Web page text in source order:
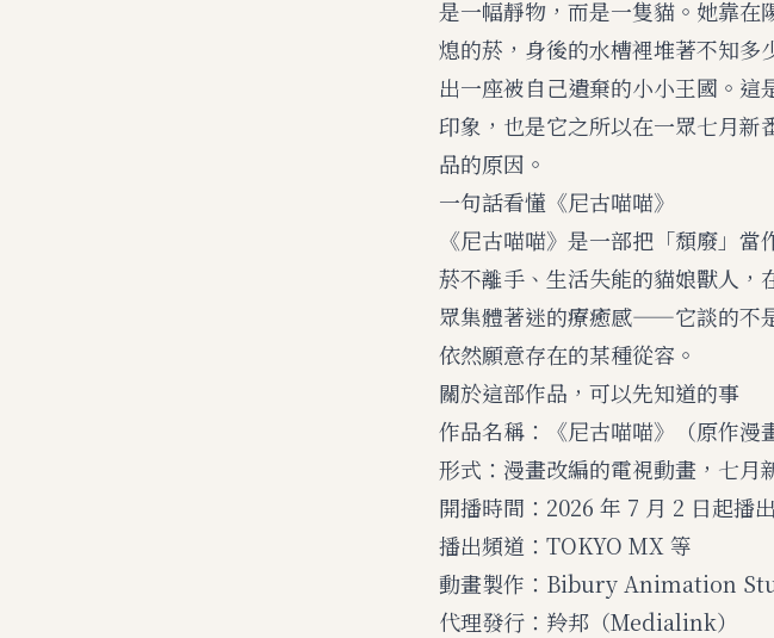
是一幅靜物，而是一隻貓。她靠在
熄的菸，身後的水槽裡堆著不知多
出一座被自己遺棄的小小王國。
印象，也是它之所以在一眾七月新
品的原因。
一句話看懂《尼古喵喵》
《尼古喵喵》是一部把「頹廢」
菸不離手、生活失能的貓娘獸人，
眾集體著迷的療癒感——它談的不
依然願意存在的某種從容。
關於這部作品，可以先知道的事
作品名稱：《尼古喵喵》（原作漫
形式：漫畫改編的電視動畫，七月
開播時間：2026 年 7 月 2 日起播出
播出頻道：TOKYO MX 等
動畫製作：Bibury Animation
代理發行：羚邦（Medialink）